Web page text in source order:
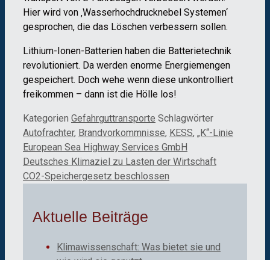
Hier wird von ‚Wasserhochdrucknebel Systemen‘
gesprochen, die das Löschen verbessern sollen.
Lithium-Ionen-Batterien haben die Batterietechnik
revolutioniert. Da werden enorme Energiemengen
gespeichert. Doch wehe wenn diese unkontrolliert
freikommen – dann ist die Hölle los!
Kategorien Gefahrguttransporte Schlagwörter
Autofrachter, Brandvorkommnisse, KESS, „K“-Linie
European Sea Highway Services GmbH
Deutsches Klimaziel zu Lasten der Wirtschaft
CO2-Speichergesetz beschlossen
Aktuelle Beiträge
Klimawissenschaft: Was bietet sie und